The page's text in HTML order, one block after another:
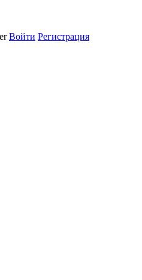
Войти Регистрация